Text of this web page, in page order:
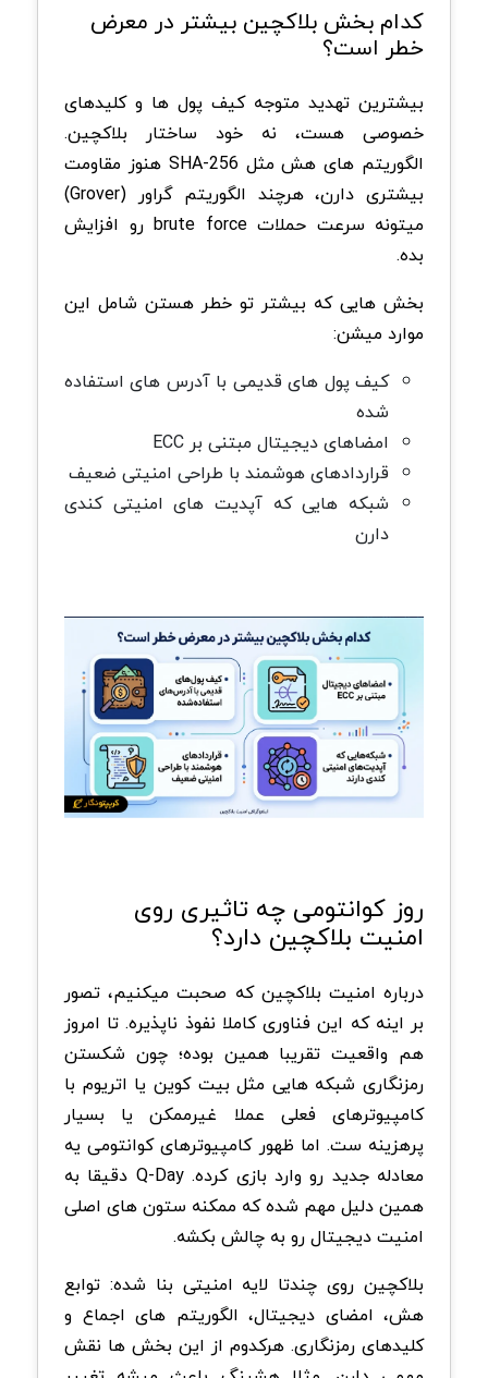
کدام بخش بلاکچین بیشتر در معرض
خطر است؟
بیشترین تهدید متوجه کیف پول ها و کلیدهای
خصوصی هست، نه خود ساختار بلاکچین.
الگوریتم های هش مثل SHA-256 هنوز مقاومت
بیشتری دارن، هرچند الگوریتم گراور (Grover)
میتونه سرعت حملات brute force رو افزایش
بده.
بخش هایی که بیشتر تو خطر هستن شامل این
موارد میشن:
کیف پول های قدیمی با آدرس های استفاده
شده
امضاهای دیجیتال مبتنی بر ECC
قراردادهای هوشمند با طراحی امنیتی ضعیف
شبکه هایی که آپدیت های امنیتی کندی
دارن
روز کوانتومی چه تاثیری روی
امنیت بلاکچین دارد؟
درباره امنیت بلاکچین که صحبت میکنیم، تصور
بر اینه که این فناوری کاملا نفوذ ناپذیره. تا امروز
هم واقعیت تقریبا همین بوده؛ چون شکستن
رمزنگاری شبکه هایی مثل بیت کوین یا اتریوم با
کامپیوترهای فعلی عملا غیرممکن یا بسیار
پرهزینه ست. اما ظهور کامپیوترهای کوانتومی یه
معادله جدید رو وارد بازی کرده. Q-Day دقیقا به
همین دلیل مهم شده که ممکنه ستون های اصلی
امنیت دیجیتال رو به چالش بکشه.
بلاکچین روی چندتا لایه امنیتی بنا شده: توابع
هش، امضای دیجیتال، الگوریتم های اجماع و
کلیدهای رمزنگاری. هرکدوم از این بخش ها نقش